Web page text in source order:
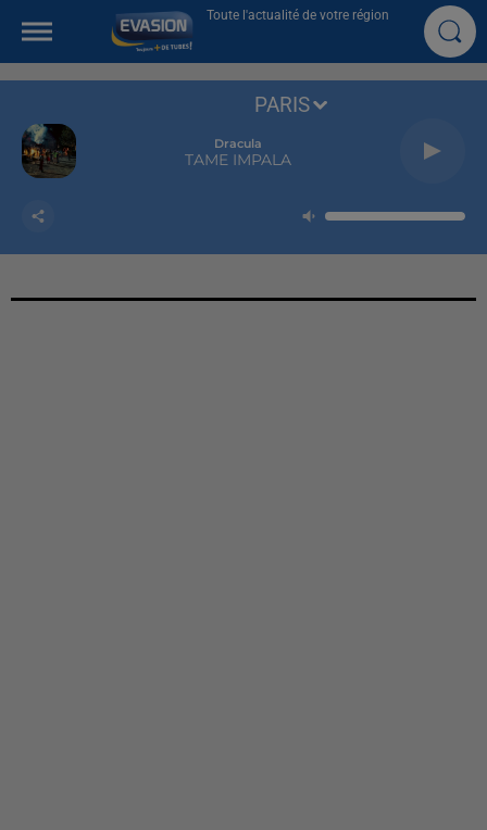
Toute l'actualité de votre région
Dracula
TAME IMPALA
PARIS